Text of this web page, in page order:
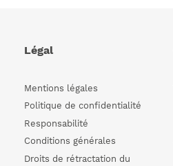
Légal
Mentions légales
Politique de confidentialité
Responsabilité
Conditions générales
Droits de rétractation du